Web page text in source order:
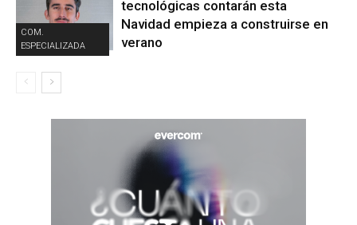
COM.
ESPECIALIZADA
tecnológicas contarán esta
Navidad empieza a construirse en
verano